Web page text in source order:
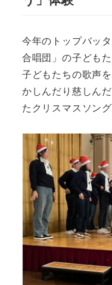
今年のトップバッ
合唱団」の子ども
子どもたちの歌声
かしんだり慈しん
たクリスマスソン